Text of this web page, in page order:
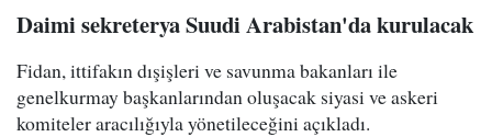
Daimi sekreterya Suudi Arabistan'da kurulacak
Fidan, ittifakın dışişleri ve savunma bakanları ile
genelkurmay başkanlarından oluşacak siyasi ve askeri
komiteler aracılığıyla yönetileceğini açıkladı.